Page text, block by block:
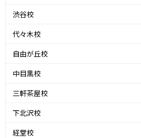
渋谷校
代々木校
自由が丘校
中目黒校
三軒茶屋校
下北沢校
経堂校